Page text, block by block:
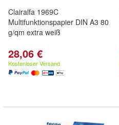
Clairalfa 1969C
Multifunktionspapier DIN A3 80
g/qm extra weiß
28,06 €
Kostenloser Versand